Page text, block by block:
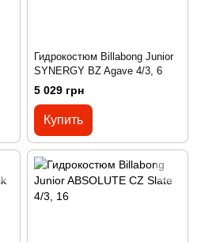
Гидрокостюм Billabong Junior
SYNERGY BZ Agave 4/3, 6
5 029 грн
Купить